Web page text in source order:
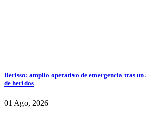
Berisso: amplio operativo de emergencia tras un
de heridos
01 Ago, 2026